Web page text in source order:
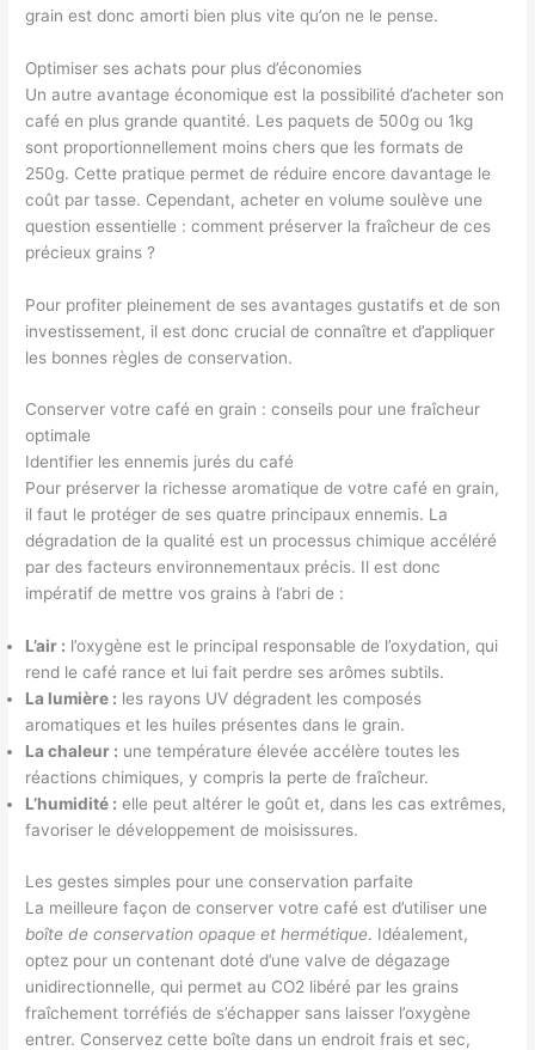
grain est donc amorti bien plus vite qu’on ne le pense.
Optimiser ses achats pour plus d’économies
Un autre avantage économique est la possibilité d’acheter son
café en plus grande quantité. Les paquets de 500g ou 1kg
sont proportionnellement moins chers que les formats de
250g. Cette pratique permet de réduire encore davantage le
coût par tasse. Cependant, acheter en volume soulève une
question essentielle : comment préserver la fraîcheur de ces
précieux grains ?
Pour profiter pleinement de ses avantages gustatifs et de son
investissement, il est donc crucial de connaître et d’appliquer
les bonnes règles de conservation.
Conserver votre café en grain : conseils pour une fraîcheur
optimale
Identifier les ennemis jurés du café
Pour préserver la richesse aromatique de votre café en grain,
il faut le protéger de ses quatre principaux ennemis. La
dégradation de la qualité est un processus chimique accéléré
par des facteurs environnementaux précis. Il est donc
impératif de mettre vos grains à l’abri de :
L’air : l’oxygène est le principal responsable de l’oxydation, qui
rend le café rance et lui fait perdre ses arômes subtils.
La lumière : les rayons UV dégradent les composés
aromatiques et les huiles présentes dans le grain.
La chaleur : une température élevée accélère toutes les
réactions chimiques, y compris la perte de fraîcheur.
L’humidité : elle peut altérer le goût et, dans les cas extrêmes,
favoriser le développement de moisissures.
Les gestes simples pour une conservation parfaite
La meilleure façon de conserver votre café est d’utiliser une
boîte de conservation opaque et hermétique. Idéalement,
optez pour un contenant doté d’une valve de dégazage
unidirectionnelle, qui permet au CO2 libéré par les grains
fraîchement torréfiés de s’échapper sans laisser l’oxygène
entrer. Conservez cette boîte dans un endroit frais et sec,